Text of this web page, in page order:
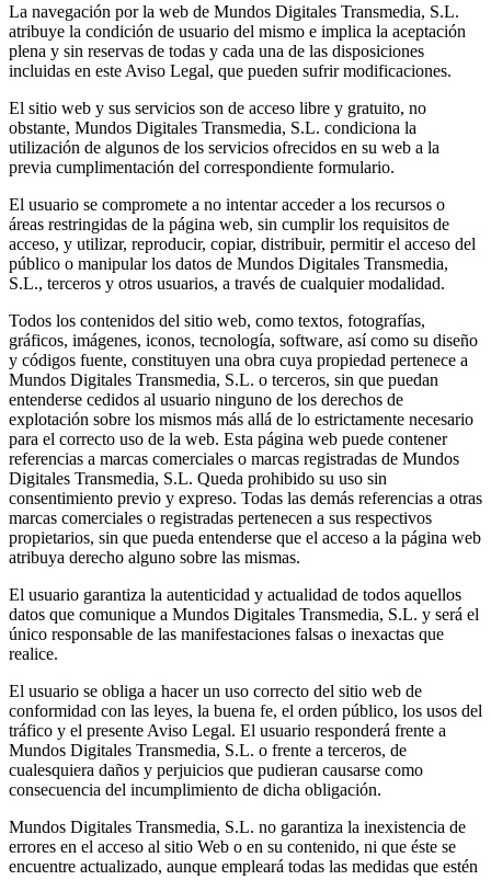
La navegación por la web de Mundos Digitales Transmedia, S.L.
atribuye la condición de usuario del mismo e implica la aceptación
plena y sin reservas de todas y cada una de las disposiciones
incluidas en este Aviso Legal, que pueden sufrir modificaciones.
El sitio web y sus servicios son de acceso libre y gratuito, no
obstante, Mundos Digitales Transmedia, S.L. condiciona la
utilización de algunos de los servicios ofrecidos en su web a la
previa cumplimentación del correspondiente formulario.
El usuario se compromete a no intentar acceder a los recursos o
áreas restringidas de la página web, sin cumplir los requisitos de
acceso, y utilizar, reproducir, copiar, distribuir, permitir el acceso del
público o manipular los datos de Mundos Digitales Transmedia,
S.L., terceros y otros usuarios, a través de cualquier modalidad.
Todos los contenidos del sitio web, como textos, fotografías,
gráficos, imágenes, iconos, tecnología, software, así como su diseño
y códigos fuente, constituyen una obra cuya propiedad pertenece a
Mundos Digitales Transmedia, S.L. o terceros, sin que puedan
entenderse cedidos al usuario ninguno de los derechos de
explotación sobre los mismos más allá de lo estrictamente necesario
para el correcto uso de la web. Esta página web puede contener
referencias a marcas comerciales o marcas registradas de Mundos
Digitales Transmedia, S.L. Queda prohibido su uso sin
consentimiento previo y expreso. Todas las demás referencias a otras
marcas comerciales o registradas pertenecen a sus respectivos
propietarios, sin que pueda entenderse que el acceso a la página web
atribuya derecho alguno sobre las mismas.
El usuario garantiza la autenticidad y actualidad de todos aquellos
datos que comunique a Mundos Digitales Transmedia, S.L. y será el
único responsable de las manifestaciones falsas o inexactas que
realice.
El usuario se obliga a hacer un uso correcto del sitio web de
conformidad con las leyes, la buena fe, el orden público, los usos del
tráfico y el presente Aviso Legal. El usuario responderá frente a
Mundos Digitales Transmedia, S.L. o frente a terceros, de
cualesquiera daños y perjuicios que pudieran causarse como
consecuencia del incumplimiento de dicha obligación.
Mundos Digitales Transmedia, S.L. no garantiza la inexistencia de
errores en el acceso al sitio Web o en su contenido, ni que éste se
encuentre actualizado, aunque empleará todas las medidas que estén